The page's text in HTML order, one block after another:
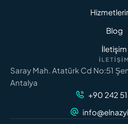
Blog
İletişim
İLETIŞIM
Saray Mah. Atatürk Cd No:51
Antalya
+90 242